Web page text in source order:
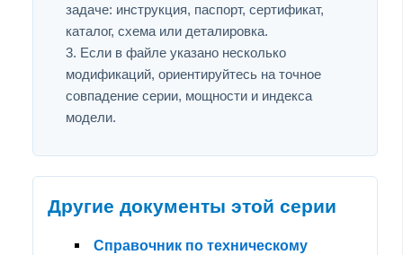
задаче: инструкция, паспорт, сертификат,
каталог, схема или деталировка.
Если в файле указано несколько
модификаций, ориентируйтесь на точное
совпадение серии, мощности и индекса
модели.
Другие документы этой серии
Справочник по техническому